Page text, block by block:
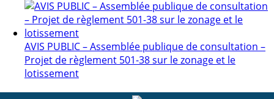
AVIS PUBLIC – Assemblée publique de consultation –
Projet de règlement 501-38 sur le zonage et le
lotissement